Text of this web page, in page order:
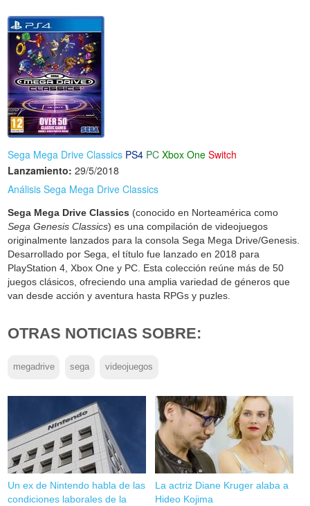
Sega Mega Drive Classics PS4 PC Xbox One Switch
Lanzamiento: 29/5/2018
Análisis Sega Mega Drive Classics
Sega Mega Drive Classics (conocido en Norteamérica como
Sega Genesis Classics) es una compilación de videojuegos
originalmente lanzados para la consola Sega Mega Drive/Genesis.
Desarrollado por Sega, el título fue lanzado en 2018 para
PlayStation 4, Xbox One y PC. Esta colección reúne más de 50
juegos clásicos, ofreciendo una amplia variedad de géneros que
van desde acción y aventura hasta RPGs y puzles.
OTRAS NOTICIAS SOBRE:
megadrive sega videojuegos
Un ex de Nintendo habla de las
condiciones laborales de la
La actriz Diane Kruger alaba a
Hideo Kojima